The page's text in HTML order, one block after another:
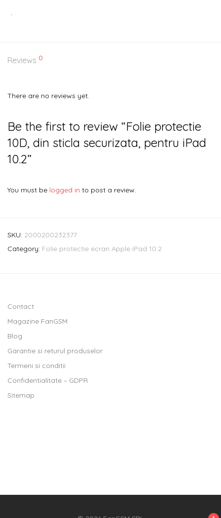
Reviews 0
There are no reviews yet.
Be the first to review “Folie protectie
10D, din sticla securizata, pentru iPad
10.2”
You must be logged in to post a review.
SKU: 2000200232377
Category: Folie protectie ecran Apple iPad 10.2
Contact
Magazine FanGSM
Blog
Garantie si returul produselor
Termeni si conditii
Confidentialitate – GDPR
Sitemap